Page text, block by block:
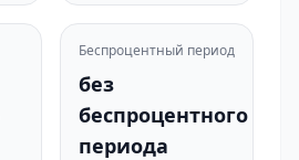
Беспроцентный период
без
беспроцентного
периода